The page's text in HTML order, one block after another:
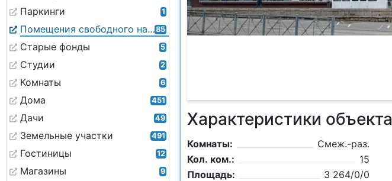
Паркинги 1
Помещения свободного назначения85
Старые фонды 5
Студии 2
Комнаты 6
Дома 451
Дачи 49
Земельные участки 491
Гостиницы 12
Магазины 9
Характеристики объекта
Комнаты:
Смеж.-раз.
Кол. ком.:
15
Площадь:
3 264/0/0